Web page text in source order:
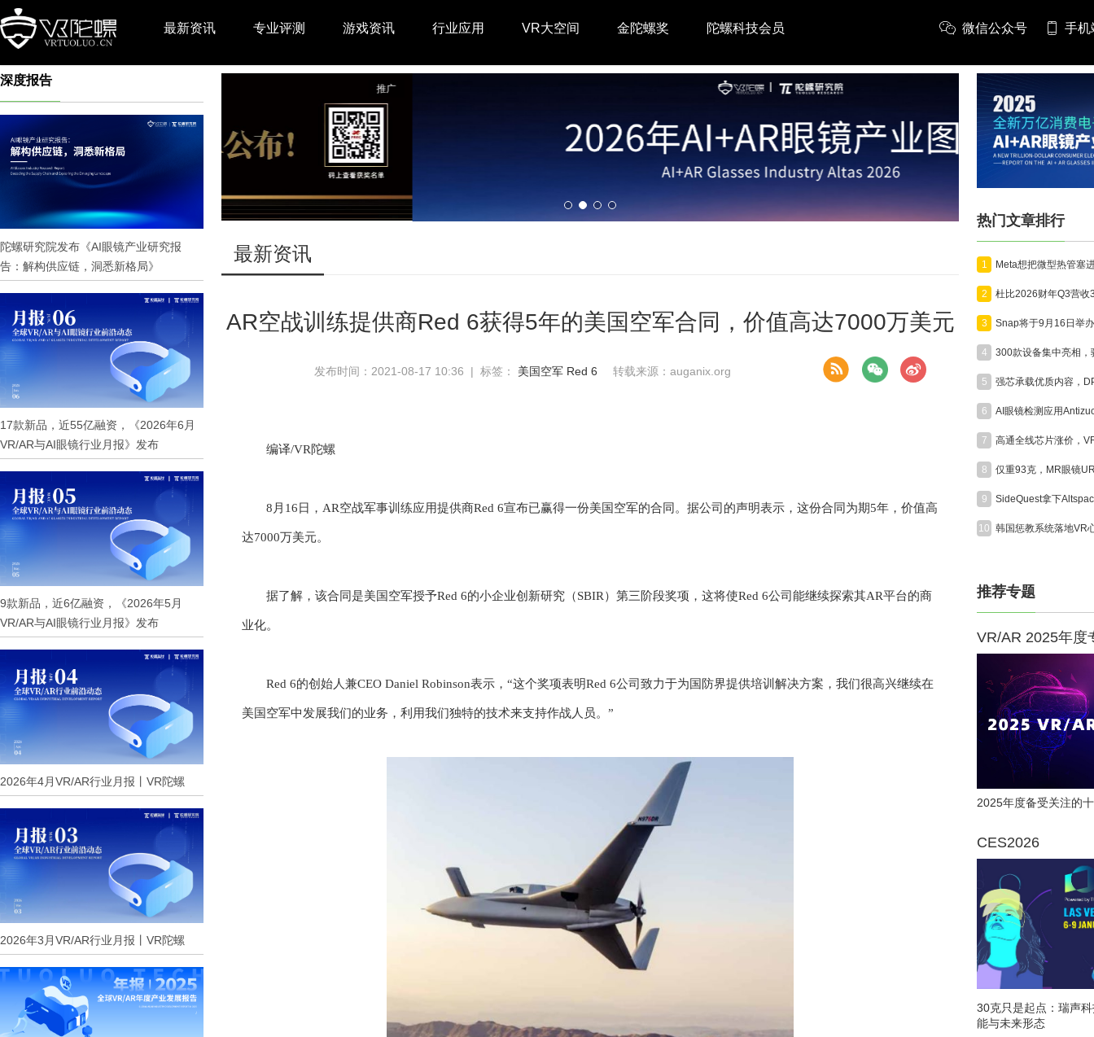
最新资讯 专业评测 游戏资讯 行业应用 VR大空间 金陀螺奖 陀螺科技会员 微信公众号 手机
深度报告
陀螺研究院发布《AI眼镜产业研究报
告：解构供应链，洞悉新格局》
17款新品，近55亿融资，《2026年6月
VR/AR与AI眼镜行业月报》发布
9款新品，近6亿融资，《2026年5月
VR/AR与AI眼镜行业月报》发布
2026年4月VR/AR行业月报丨VR陀螺
2026年3月VR/AR行业月报丨VR陀螺
最新资讯
AR空战训练提供商Red 6获得5年的美国空军合同，价值高达7000万美元
发布时间：2021-08-17 10:36 | 标签： 美国空军 Red 6 转载来源：auganix.org
编译/VR陀螺
8月16日，AR空战军事训练应用提供商Red 6宣布已赢得一份美国空军的合同。据公司的声明表示，这份合同为期5年，价值高
达7000万美元。
据了解，该合同是美国空军授予Red 6的小企业创新研究（SBIR）第三阶段奖项，这将使Red 6公司能继续探索其AR平台的商
业化。
Red 6的创始人兼CEO Daniel Robinson表示，“这个奖项表明Red 6公司致力于为国防界提供培训解决方案，我们很高兴继续在
美国空军中发展我们的业务，利用我们独特的技术来支持作战人员。”
热门文章排行
1
2
3
4
5
6
7
8
9
10
推荐专题
VR/AR 2025年度
2025年度备受关注的
CES2026
30克只是起点：瑞声
能与未来形态